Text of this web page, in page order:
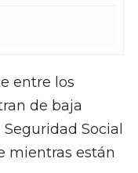
entre los
de baja
Social
mientras están